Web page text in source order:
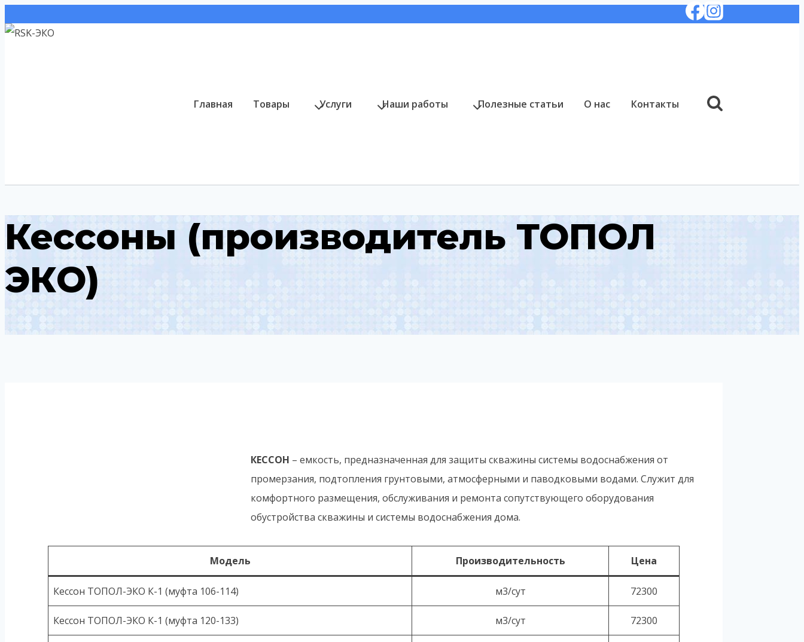
к
Главная Товары Услуги Наши работы Полезные статьи О нас Контакты
Кессоны (производитель ТОПОЛ
ЭКО)
КЕССОН – емкость, предназначенная для защиты скважины системы водоснабжения от
промерзания, подтопления грунтовыми, атмосферными и паводковыми водами. Служит для
комфортного размещения, обслуживания и ремонта сопутствующего оборудования
обустройства скважины и системы водоснабжения дома.
Модель Производительность Цена
Кессон ТОПОЛ-ЭКО К-1 (муфта 106-114) м3/сут 72300
Кессон ТОПОЛ-ЭКО К-1 (муфта 120-133) м3/сут 72300